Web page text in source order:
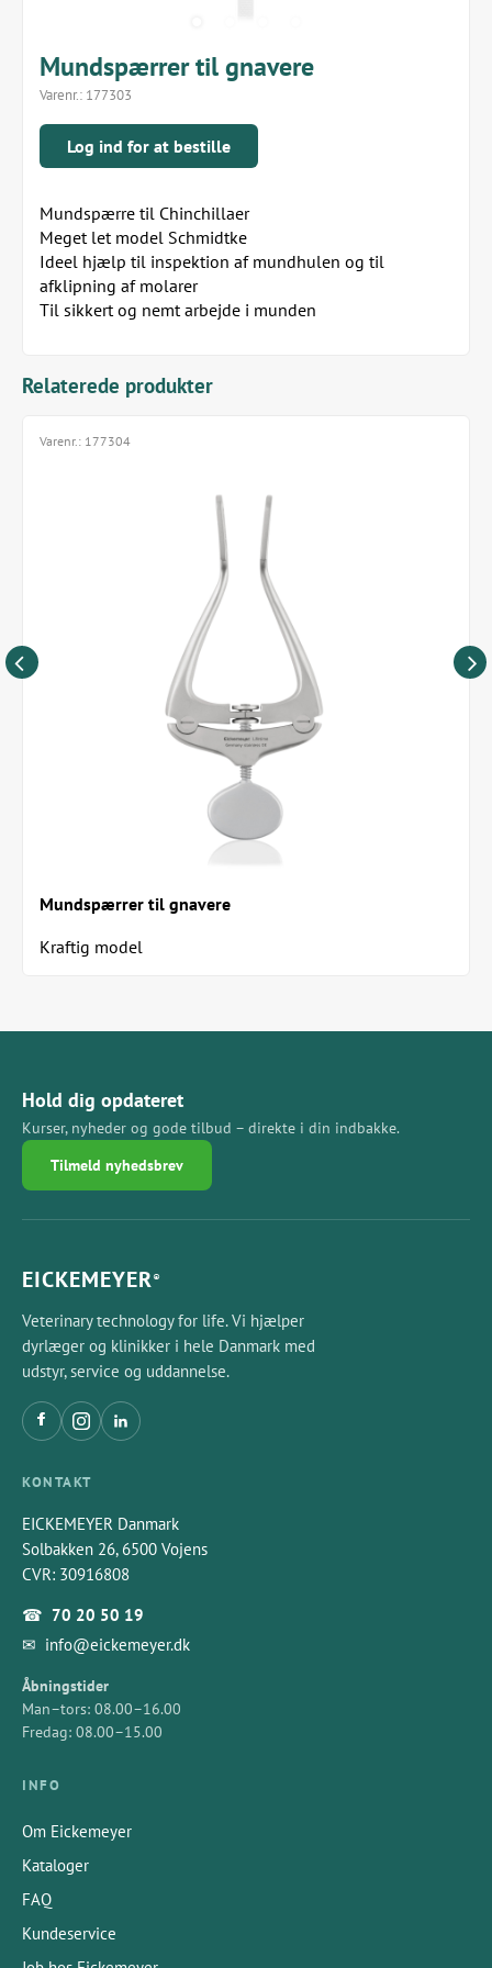
Mundspærrer til gnavere
Varenr.: 177303
Log ind for at bestille
Mundspærre til Chinchillaer
Meget let model Schmidtke
Ideel hjælp til inspektion af mundhulen og til
afklipning af molarer
Til sikkert og nemt arbejde i munden
Relaterede produkter
Mundspærrer til gnavere
Kraftig model
Varenr.: 177304
Hold dig opdateret
Kurser, nyheder og gode tilbud – direkte i din indbakke.
Tilmeld nyhedsbrev
EICKEMEYER®
Veterinary technology for life. Vi hjælper
dyrlæger og klinikker i hele Danmark med
udstyr, service og uddannelse.
KONTAKT
EICKEMEYER Danmark
Solbakken 26, 6500 Vojens
CVR: 30916808
☎ 70 20 50 19
✉ info@eickemeyer.dk
Åbningstider
Man–tors: 08.00–16.00
Fredag: 08.00–15.00
INFO
Om Eickemeyer
Kataloger
FAQ
Kundeservice